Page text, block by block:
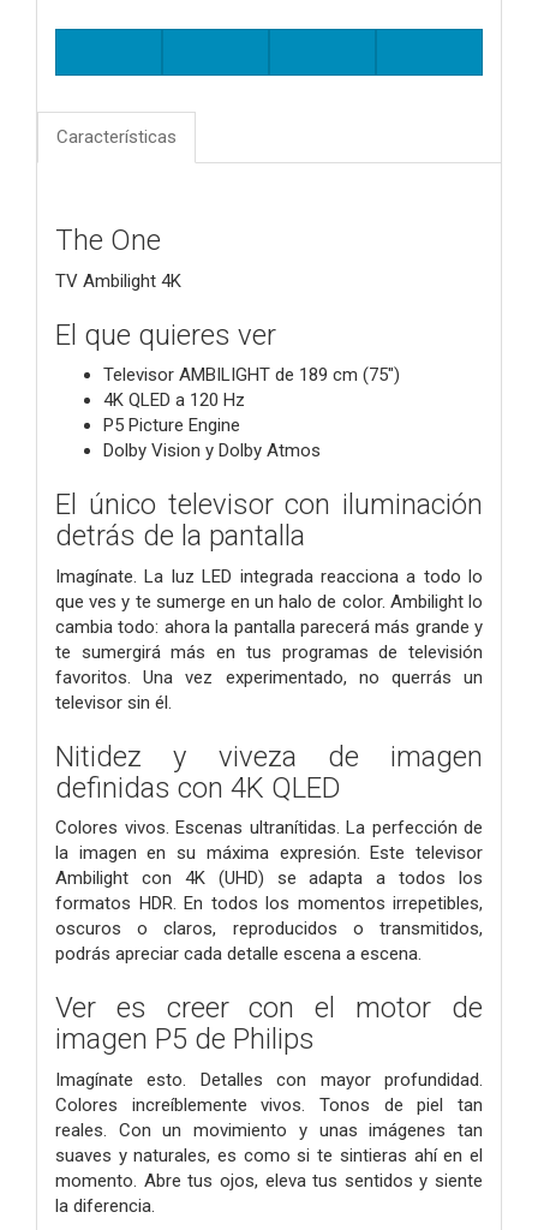
Características
The One
TV Ambilight 4K
El que quieres ver
Televisor AMBILIGHT de 189 cm (75")
4K QLED a 120 Hz
P5 Picture Engine
Dolby Vision y Dolby Atmos
El único televisor con iluminación
detrás de la pantalla
Imagínate. La luz LED integrada reacciona a todo lo
que ves y te sumerge en un halo de color. Ambilight lo
cambia todo: ahora la pantalla parecerá más grande y
te sumergirá más en tus programas de televisión
favoritos. Una vez experimentado, no querrás un
televisor sin él.
Nitidez y viveza de imagen
definidas con 4K QLED
Colores vivos. Escenas ultranítidas. La perfección de
la imagen en su máxima expresión. Este televisor
Ambilight con 4K (UHD) se adapta a todos los
formatos HDR. En todos los momentos irrepetibles,
oscuros o claros, reproducidos o transmitidos,
podrás apreciar cada detalle escena a escena.
Ver es creer con el motor de
imagen P5 de Philips
Imagínate esto. Detalles con mayor profundidad.
Colores increíblemente vivos. Tonos de piel tan
reales. Con un movimiento y unas imágenes tan
suaves y naturales, es como si te sintieras ahí en el
momento. Abre tus ojos, eleva tus sentidos y siente
la diferencia.